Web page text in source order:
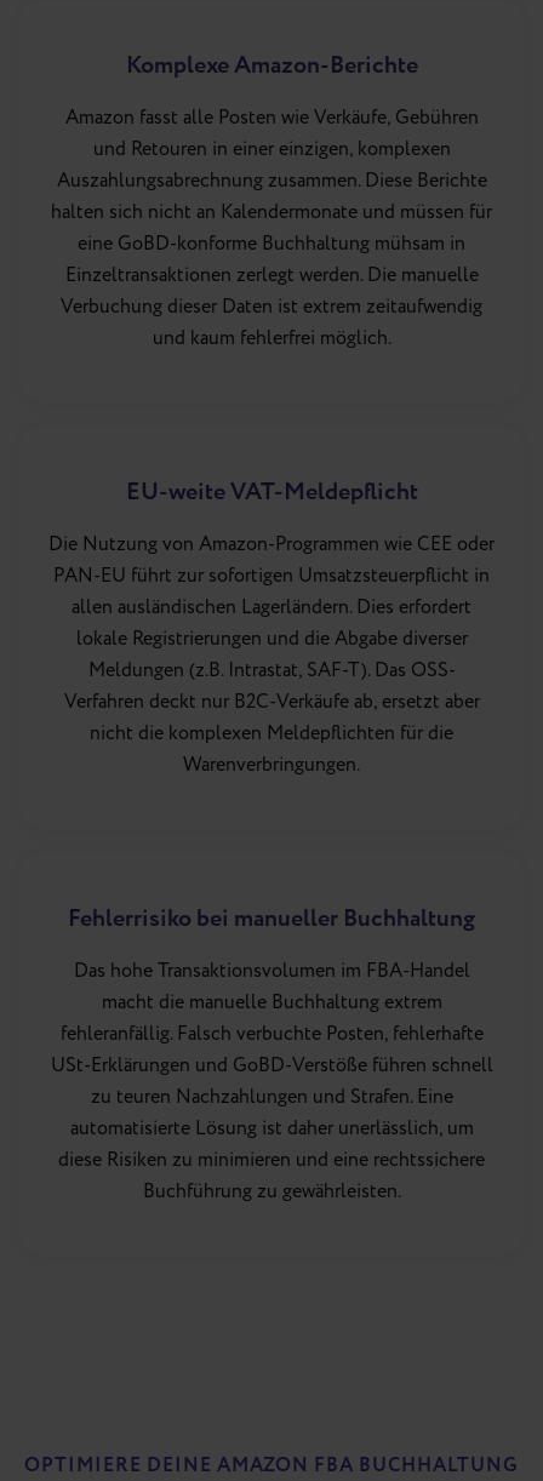
Komplexe Amazon-Berichte
Amazon fasst alle Posten wie Verkäufe, Gebühren
und Retouren in einer einzigen, komplexen
Auszahlungsabrechnung zusammen. Diese Berichte
halten sich nicht an Kalendermonate und müssen für
eine GoBD-konforme Buchhaltung mühsam in
Einzeltransaktionen zerlegt werden. Die manuelle
Verbuchung dieser Daten ist extrem zeitaufwendig
und kaum fehlerfrei möglich.
EU-weite VAT-Meldepflicht
Die Nutzung von Amazon-Programmen wie CEE oder
PAN-EU führt zur sofortigen Umsatzsteuerpflicht in
allen ausländischen Lagerländern. Dies erfordert
lokale Registrierungen und die Abgabe diverser
Meldungen (z.B. Intrastat, SAF-T). Das OSS-
Verfahren deckt nur B2C-Verkäufe ab, ersetzt aber
nicht die komplexen Meldepflichten für die
Warenverbringungen.
Fehlerrisiko bei manueller Buchhaltung
Das hohe Transaktionsvolumen im FBA-Handel
macht die manuelle Buchhaltung extrem
fehleranfällig. Falsch verbuchte Posten, fehlerhafte
USt-Erklärungen und GoBD-Verstöße führen schnell
zu teuren Nachzahlungen und Strafen. Eine
automatisierte Lösung ist daher unerlässlich, um
diese Risiken zu minimieren und eine rechtssichere
Buchführung zu gewährleisten.
OPTIMIERE DEINE AMAZON FBA BUCHHALTUNG